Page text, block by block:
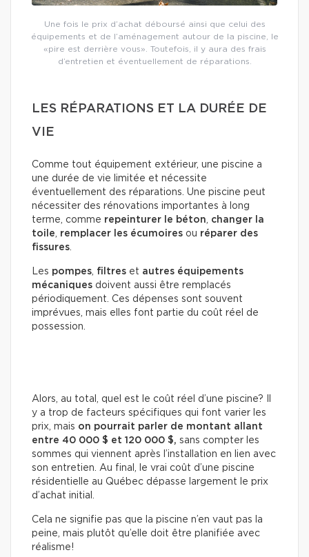
Une fois le prix d’achat déboursé ainsi que celui des
équipements et de l’aménagement autour de la piscine, le
«pire est derrière vous». Toutefois, il y aura des frais
d’entretien et éventuellement de réparations.
LES RÉPARATIONS ET LA DURÉE DE
VIE
Comme tout équipement extérieur, une piscine a
une durée de vie limitée et nécessite
éventuellement des réparations. Une piscine peut
nécessiter des rénovations importantes à long
terme, comme repeinturer le béton
changer la
toile
remplacer les écumoires ou réparer des
fissures
Les pompes filtres et autres équipements
mécaniques doivent aussi être remplacés
périodiquement. Ces dépenses sont souvent
imprévues, mais elles font partie du coût réel de
possession.
Alors, au total, quel est le coût réel d’une piscine? Il
y a trop de facteurs spécifiques qui font varier les
prix, mais on pourrait parler de montant allant
entre 40 000 $ et 120 000 $, sans compter les
sommes qui viennent après l’installation en lien avec
son entretien. Au final, le vrai coût d’une piscine
résidentielle au Québec dépasse largement le prix
d’achat initial.
Cela ne signifie pas que la piscine n’en vaut pas la
peine, mais plutôt qu’elle doit être planifiée avec
réalisme!